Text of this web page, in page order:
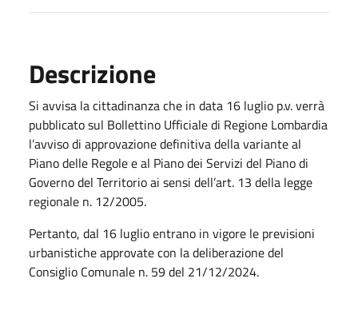
Descrizione
Si avvisa la cittadinanza che in data 16 luglio p.v. verrà
pubblicato sul Bollettino Ufficiale di Regione Lombardia
l’avviso di approvazione definitiva della variante al
Piano delle Regole e al Piano dei Servizi del Piano di
Governo del Territorio ai sensi dell’art. 13 della legge
regionale n. 12/2005.
Pertanto, dal 16 luglio entrano in vigore le previsioni
urbanistiche approvate con la deliberazione del
Consiglio Comunale n. 59 del 21/12/2024.